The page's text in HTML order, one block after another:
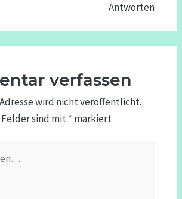
Antworten
verfassen
wird nicht veröffentlicht.
sind mit* markiert